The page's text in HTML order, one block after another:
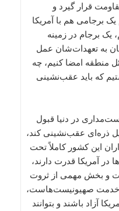
قرار گیرد و
برجامی هم با آمریکا
یک برجام در زمینه
به تعهدات‌شان عمل
منطقه امضا کنیم، چه
که باید عقب‌نشینی
در دنیا قبول
ذره‌ای عقب‌نشینی کند،
این کشور کاملاً تحت
در آمریکا قدرت دارند،
و بخش مهمی از ثروت
خدمت صهیونیست‌هاست،
آزاد باشند و بتوانند